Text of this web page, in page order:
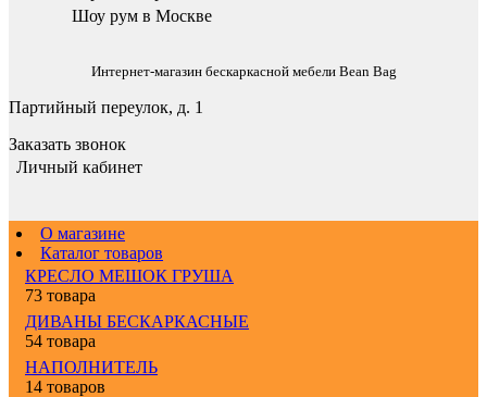
Шоу рум в Москве
Интернет-магазин бескаркасной мебели Bean Bag
Партийный переулок, д. 1
Заказать звонок
Личный кабинет
О магазине
Каталог товаров
КРЕСЛО МЕШОК ГРУША
73 товара
ДИВАНЫ БЕСКАРКАСНЫЕ
54 товара
НАПОЛНИТЕЛЬ
14 товаров